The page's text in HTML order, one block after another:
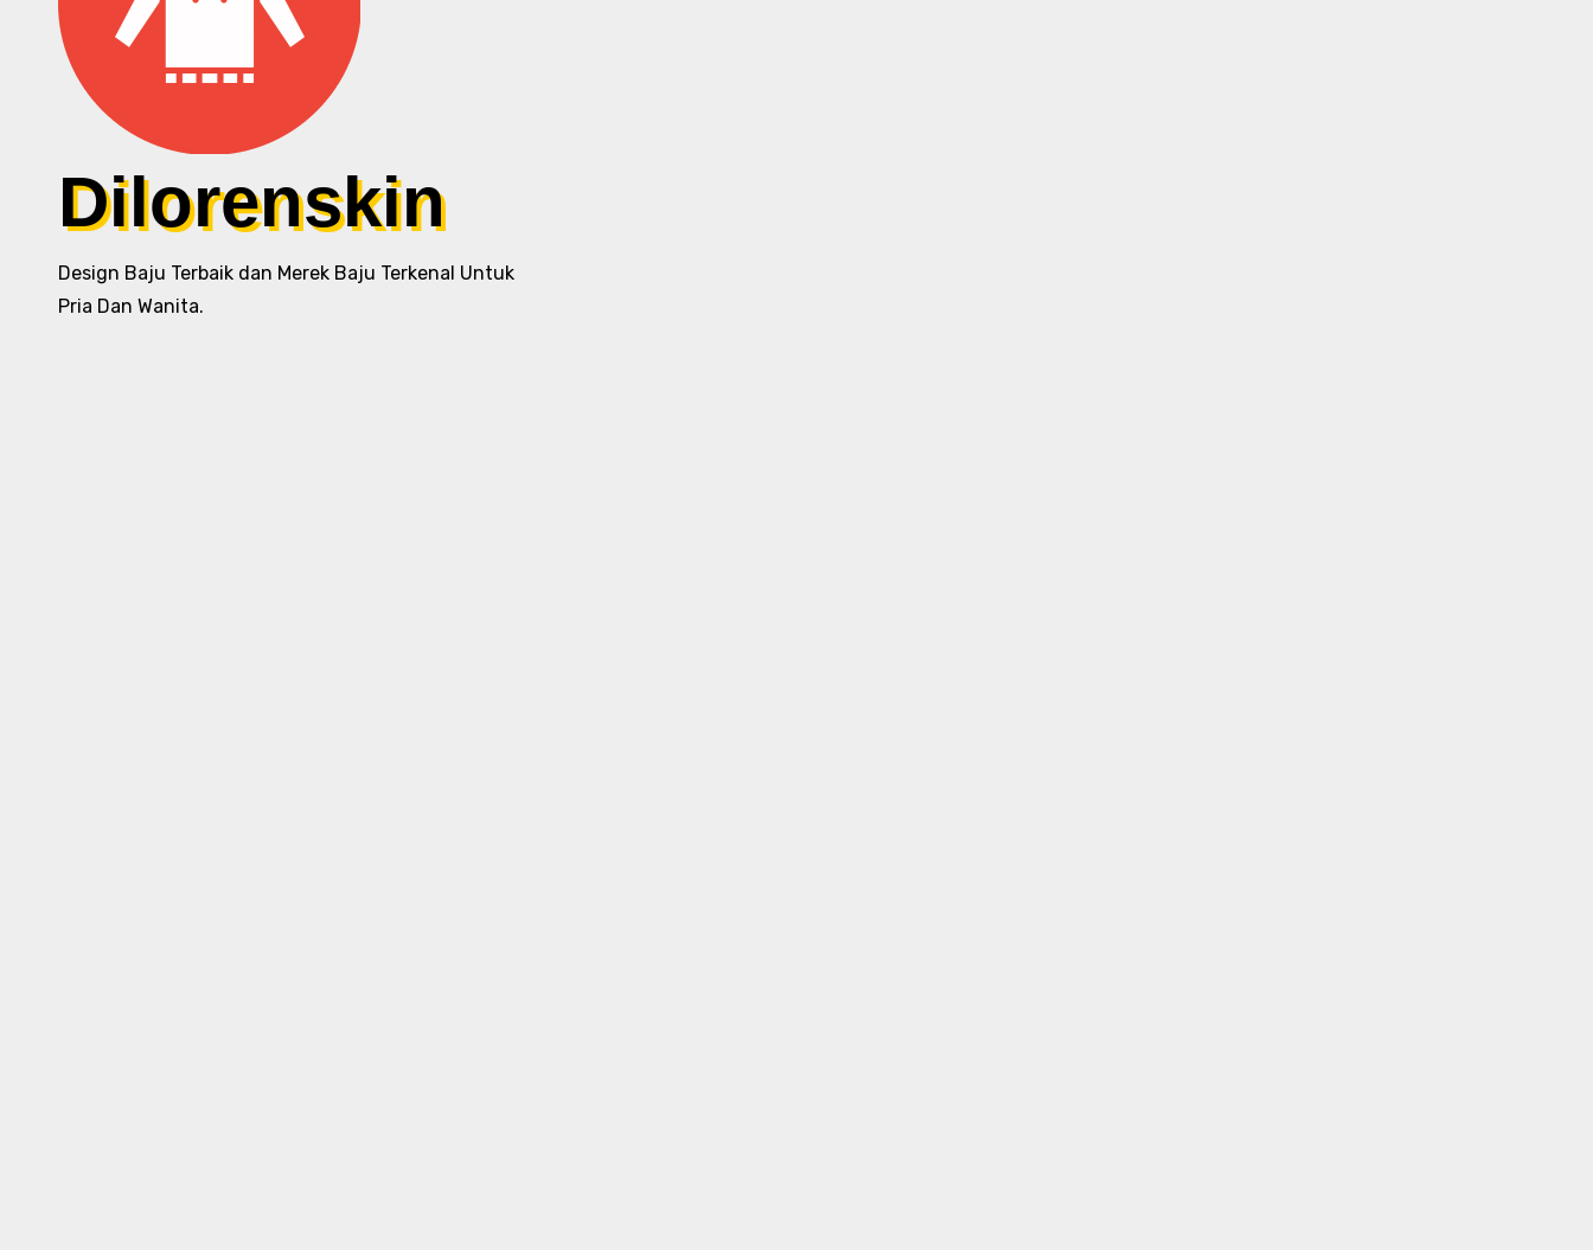
Dilorenskin
Design Baju Terbaik dan Merek Baju Terkenal Untuk
Pria Dan Wanita.